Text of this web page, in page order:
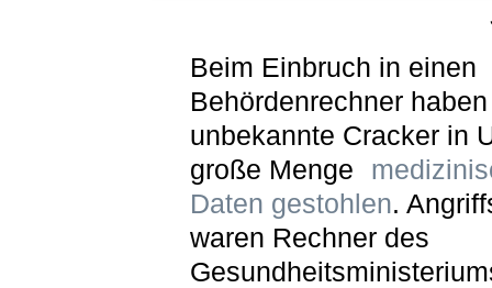
Beim Einbruch in einen
Behördenrechner haben
unbekannte Cracker in
große Menge
Daten gestohlen.
waren Rechner des